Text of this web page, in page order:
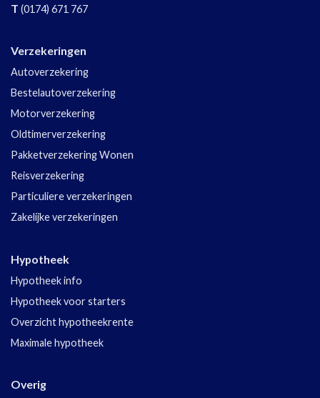
T (0174) 671 767
Verzekeringen
Autoverzekering
Bestelautoverzekering
Motorverzekering
Oldtimerverzekering
Pakketverzekering Wonen
Reisverzekering
Particuliere verzekeringen
Zakelijke verzekeringen
Hypotheek
Hypotheek info
Hypotheek voor starters
Overzicht hypotheekrente
Maximale hypotheek
Overig